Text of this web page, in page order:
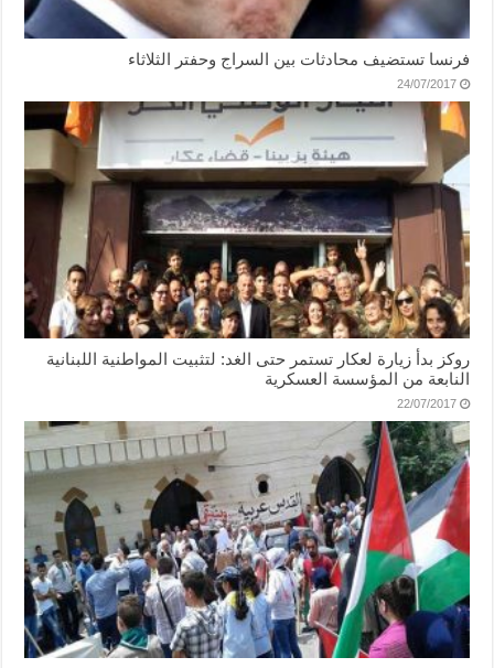
فرنسا تستضيف محادثات بين السراج وحفتر الثلاثاء
24/07/2017
روكز بدأ زيارة لعكار تستمر حتى الغد: لتثبيت المواطنية اللبنانية
النابعة من المؤسسة العسكرية
22/07/2017